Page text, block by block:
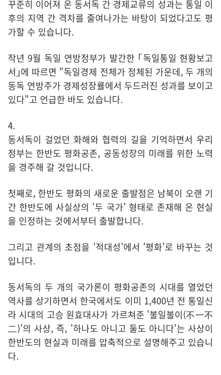
꾸준히 이어져 온 동서독 간 경제교류의 성과는 통일 이
후의 지역 간 격차를 줄여나가는 바탕이 되었다고도 평
가할 수 있습니다.
작년 9월 독일 연방정부가 발간한 ｢독일통일 현황보고
서｣에 따르면 "독일경제 전체가 정체된 가운데, 두 개의
동독 연방주가 경제성장률에서 두드러진 성과를 보이고
있다"고 언급한 바도 있습니다.
4.
동서독이 걸었던 화해와 협력의 길을 기억하면서 우리
정부는 한반도 평화공존, 공동성장의 미래를 위한 노력
을 경주해 갈 것입니다.
첫째로, 한반도 평화의 새로운 출발점은 남북이 오랜 기
간 한반도에 사실상의 '두 국가' 형태로 존재해 온 현실
을 인정하는 것에서부터 출발합니다.
그리고 관계의 초점을 '적대성'에서 '평화'로 바꾸는 것
입니다.
동서독의 두 개의 국가론이 평화공존의 시대를 열었던
역사를 상기하면서 한국에서도 이미 1,400년 전 통일신
라 시대의 고승 원효대사가 가르쳐준 '불일불이(不一不
二)'의 사상, 즉, '하나도 아니고 둘도 아니다'는 사상이
한반도의 현실과 미래를 압축적으로 설명해주고 있습니
다.